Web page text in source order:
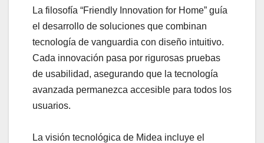
La filosofía “Friendly Innovation for Home” guía
el desarrollo de soluciones que combinan
tecnología de vanguardia con diseño intuitivo.
Cada innovación pasa por rigurosas pruebas
de usabilidad, asegurando que la tecnología
avanzada permanezca accesible para todos los
usuarios.
La visión tecnológica de Midea incluye el